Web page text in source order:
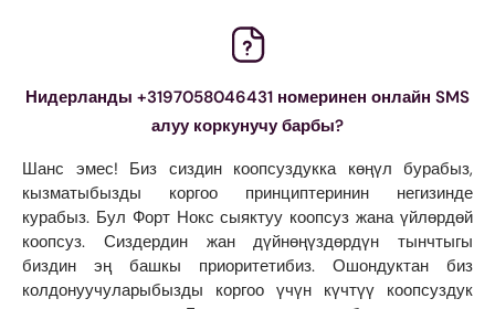
Нидерланды +3197058046431 номеринен онлайн SMS
алуу коркунучу барбы?
Шанс эмес! Биз сиздин коопсуздукка көңүл бурабыз,
кызматыбызды коргоо принциптеринин негизинде
курабыз. Бул Форт Нокс сыяктуу коопсуз жана үйлөрдөй
коопсуз. Сиздердин жан дүйнөңүздөрдүн тынчтыгы
биздин эң башкы приоритетибиз. Ошондуктан биз
колдонуучуларыбызды коргоо үчүн күчтүү коопсуздук